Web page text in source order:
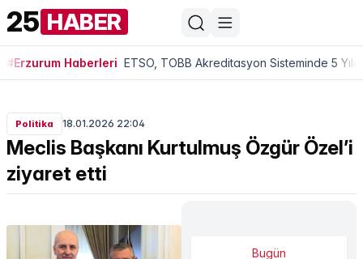
25 HABER
#Erzurum Haberleri ETSO, TOBB Akreditasyon Sisteminde 5
Politika 18.01.2026 22:04
Meclis Başkanı Kurtulmuş Özgür Özel’i
ziyaret etti
Bugün